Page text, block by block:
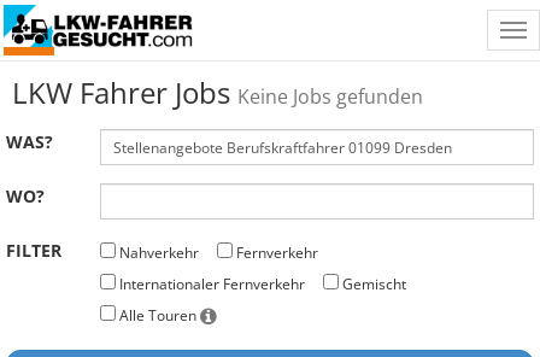
LKW Fahrer Jobs Keine Jobs gefunden
WAS?
WO?
FILTER Nahverkehr
Fernverkehr
Internationaler Fernverkehr
Gemischt
Alle Touren